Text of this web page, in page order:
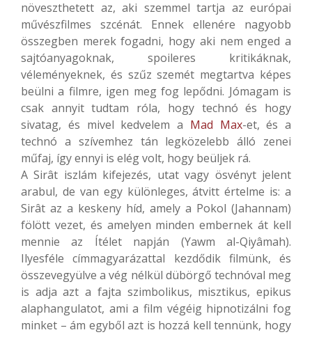
növeszthetett az, aki szemmel tartja az európai
művészfilmes szcénát. Ennek ellenére nagyobb
összegben merek fogadni, hogy aki nem enged a
sajtóanyagoknak, spoileres kritikáknak,
véleményeknek, és szűz szemét megtartva képes
beülni a filmre, igen meg fog lepődni. Jómagam is
csak annyit tudtam róla, hogy technó és hogy
sivatag, és mivel kedvelem a Mad Max-et, és a
technó a szívemhez tán legközelebb álló zenei
műfaj, így ennyi is elég volt, hogy beüljek rá.
A Sirât iszlám kifejezés, utat vagy ösvényt jelent
arabul, de van egy különleges, átvitt értelme is: a
Sirât az a keskeny híd, amely a Pokol (Jahannam)
fölött vezet, és amelyen minden embernek át kell
mennie az Ítélet napján (Yawm al-Qiyâmah).
Ilyesféle címmagyarázattal kezdődik filmünk, és
összevegyülve a vég nélkül dübörgő technóval meg
is adja azt a fajta szimbolikus, misztikus, epikus
alaphangulatot, ami a film végéig hipnotizálni fog
minket – ám egyből azt is hozzá kell tennünk, hogy